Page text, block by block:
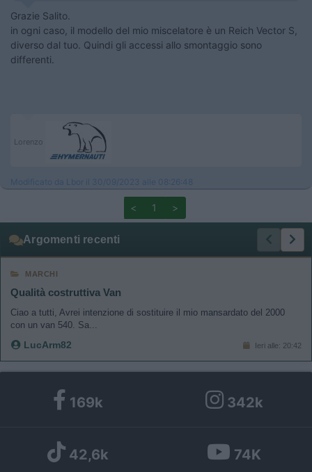
Grazie Salito.
in ogni caso, il modello del mio miscelatore è un Reich Vector S,
diverso dal tuo. Quindi gli accessi allo smontaggio sono
differenti.
Lorenzo
Modificato da Lbor il 30/09/2023 alle 08:26:48
< 1 >
Argomenti recenti
MARCHI
Qualità costruttiva Van
Ciao a tutti, Avrei intenzione di sostituire il mio mansardato del 2000
con un van 540. Sa...
LucArm82 Ieri alle: 20:42
169k 342k
42,6k 74K